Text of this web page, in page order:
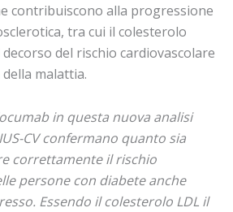
contribuiscono alla progressione
tra cui il colesterolo
del rischio cardiovascolare
malattia.
in questa nuova analisi
CV confermano quanto sia
correttamente il rischio
persone con diabete anche
Essendo il colesterolo LDL il